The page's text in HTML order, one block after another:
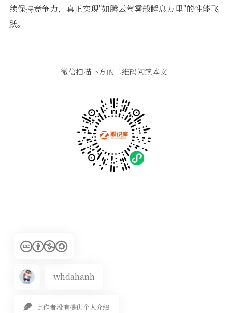
续保持竞争力，真正实现"如腾云驾雾般瞬息万里"的性能飞
跃。
微信扫描下方的二维码阅读本文
whdahanh
此作者没有提供个人介绍